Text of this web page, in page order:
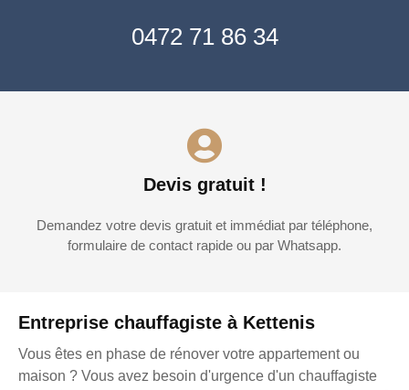
Entreprise chauffagiste à Kettenis
Vous êtes en phase de rénover votre appartement ou
maison ? Vous avez besoin d'urgence d'un chauffagiste
0472 71 86 34
Devis gratuit !
Demandez votre devis gratuit et immédiat par téléphone,
formulaire de contact rapide ou par Whatsapp.